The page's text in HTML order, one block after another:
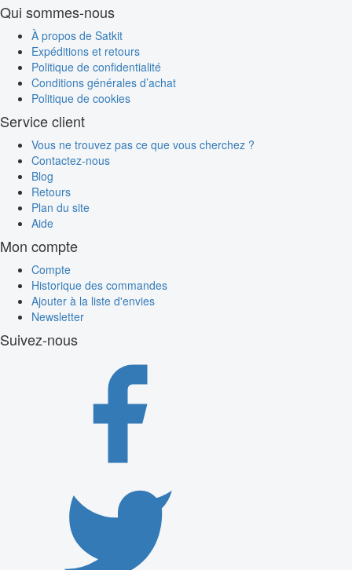
Qui sommes-nous
À propos de Satkit
Expéditions et retours
Politique de confidentialité
Conditions générales d’achat
Politique de cookies
Service client
Vous ne trouvez pas ce que vous cherchez ?
Contactez-nous
Blog
Retours
Plan du site
Aide
Mon compte
Compte
Historique des commandes
Ajouter à la liste d'envies
Newsletter
Suivez-nous